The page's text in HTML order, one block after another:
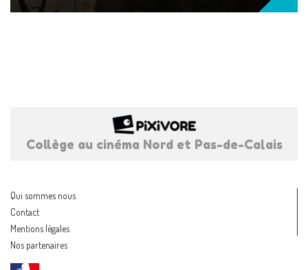
Collège au cinéma Nord et Pas-de-Calais
Qui sommes nous
Contact
Mentions légales
Nos partenaires